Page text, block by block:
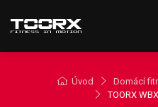
Úvod Domácí
TOORX WBX